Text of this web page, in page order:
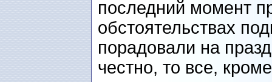
последний момент
обстоятельствах
порадовали на
честно, то все,